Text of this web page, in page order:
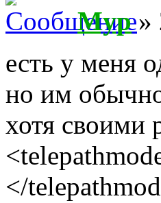
Myp»
есть у меня
но им
хотя своими
</